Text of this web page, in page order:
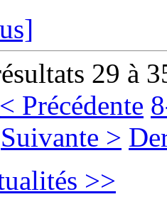
29 à
< Précédente
Suivante >
>>